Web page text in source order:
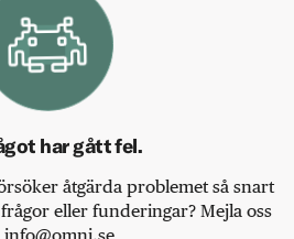
har gått fel.
åtgärda problemet så snart
eller funderingar? Mejla oss